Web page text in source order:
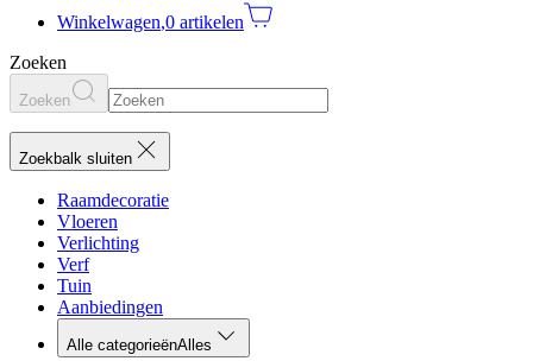
Winkelwagen,0 artikelen
Zoeken
Zoeken
Zoekbalk sluiten
Raamdecoratie
Vloeren
Verlichting
Verf
Tuin
Aanbiedingen
Alle categorieënAlles